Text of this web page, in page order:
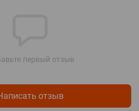
первый отзыв
отзыв